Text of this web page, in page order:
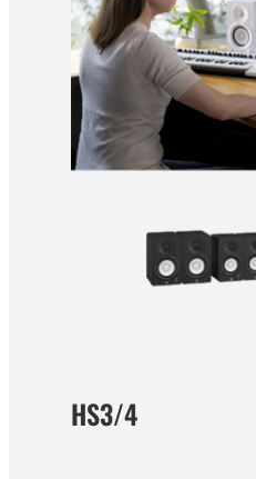
HS3/4